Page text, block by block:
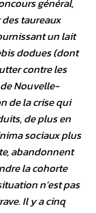
général,
taureaux
un lait
dodues (dont
contre les
Nouvelle-
de la crise qui
de plus en
sociaux plus
abandonnent
la cohorte
n’est pas
Il y a cinq